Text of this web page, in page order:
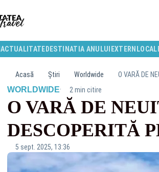
ACTUALITATE DESTINATIA ANULUI EXTERN LOCAL
Acasă Știri Worldwide O VARĂ DE
WORLDWIDE· 2 min citire
O VARĂ DE
DESCOPERITĂ
5 sept. 2025, 13:36